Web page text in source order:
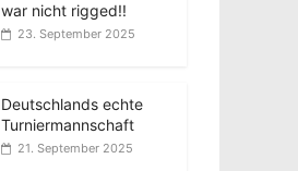
war nicht rigged!!
23. September 2025
Deutschlands echte
Turniermannschaft
21. September 2025